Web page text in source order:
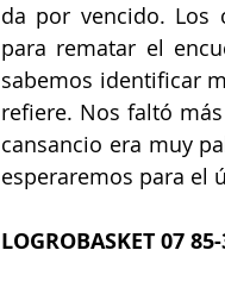
da por vencido. Los
para rematar el
sabemos identificar
refiere. Nos faltó
cansancio era muy
esperaremos para el
LOGROBASKET 07